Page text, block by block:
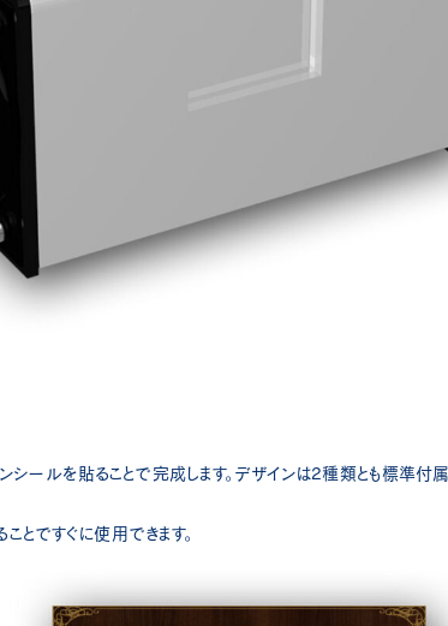
ールを貼ることで完成します。デザインは2種類とも標準付
とですぐに使用できます。